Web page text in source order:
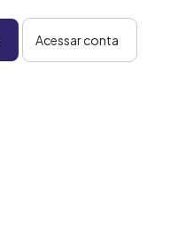
Acessar conta